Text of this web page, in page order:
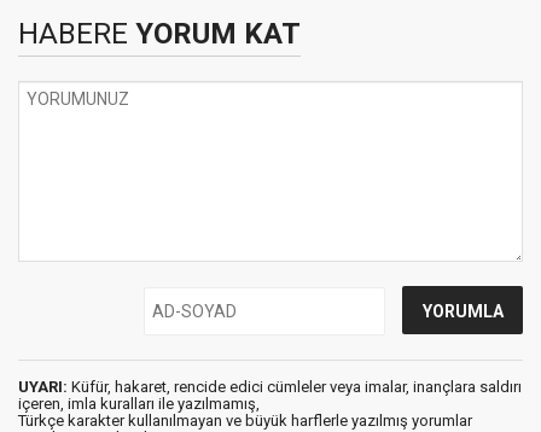
HABERE YORUM KAT
UYARI: Küfür, hakaret, rencide edici cümleler veya imalar, inançlara saldırı
içeren, imla kuralları ile yazılmamış,
Türkçe karakter kullanılmayan ve büyük harflerle yazılmış yorumlar